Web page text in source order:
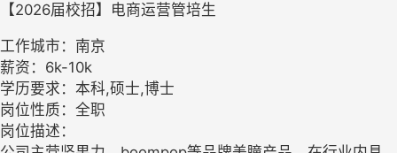
【2026届校招】电商运营管培生
工作城市：南京
薪资：6k-10k
学历要求：本科,硕士,博士
岗位性质：全职
岗位描述：